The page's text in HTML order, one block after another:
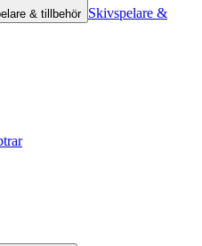
& tillbehör Skivspelare &